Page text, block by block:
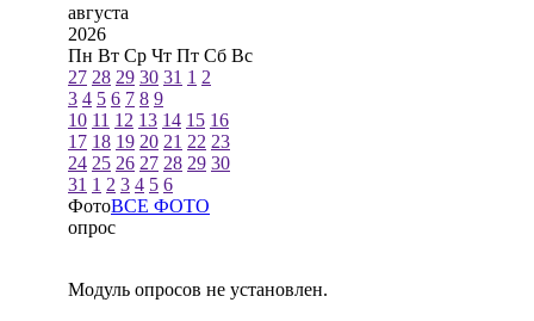
августа
2026
Пн Вт Ср Чт Пт Сб Вс
27 28 29 30 31 1 2
3 4 5 6 7 8 9
10 11 12 13 14 15 16
17 18 19 20 21 22 23
24 25 26 27 28 29 30
31 1 2 3 4 5 6
ФотоВСЕ ФОТО
опрос
Модуль опросов не установлен.